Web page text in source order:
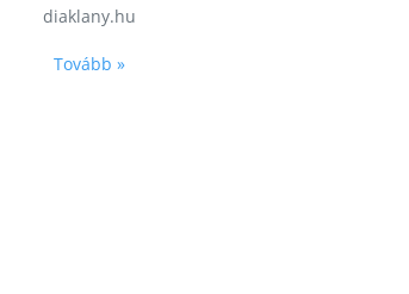
diaklany.hu
Tovább »